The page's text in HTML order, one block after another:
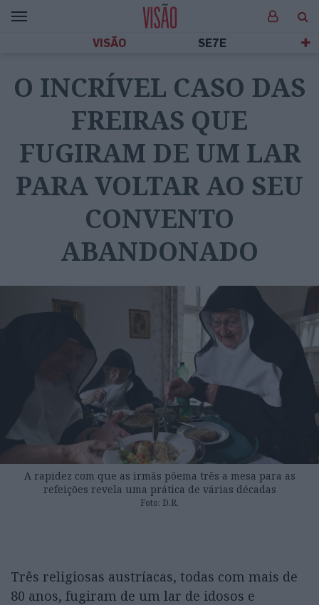
VISÃO SE7E
O INCRÍVEL CASO DAS
FREIRAS QUE
FUGIRAM DE UM LAR
PARA VOLTAR AO SEU
CONVENTO
ABANDONADO
A rapidez com que as irmãs põema três a mesa para as
refeições revela uma prática de várias décadas
Foto: D.R,
Três religiosas austríacas, todas com mais de
80 anos, fugiram de um lar de idosos e